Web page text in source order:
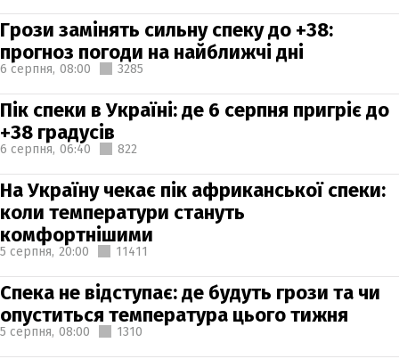
Грози замінять сильну спеку до +38:
прогноз погоди на найближчі дні
6 серпня, 08:00 3285
Пік спеки в Україні: де 6 серпня пригріє до
+38 градусів
6 серпня, 06:40 822
На Україну чекає пік африканської спеки:
коли температури стануть
комфортнішими
5 серпня, 20:00 11411
Спека не відступає: де будуть грози та чи
опуститься температура цього тижня
5 серпня, 08:00 1310